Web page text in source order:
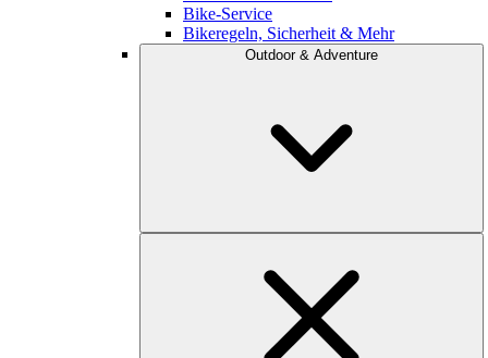
Bike-Service
Bikeregeln, Sicherheit & Mehr
Outdoor & Adventure